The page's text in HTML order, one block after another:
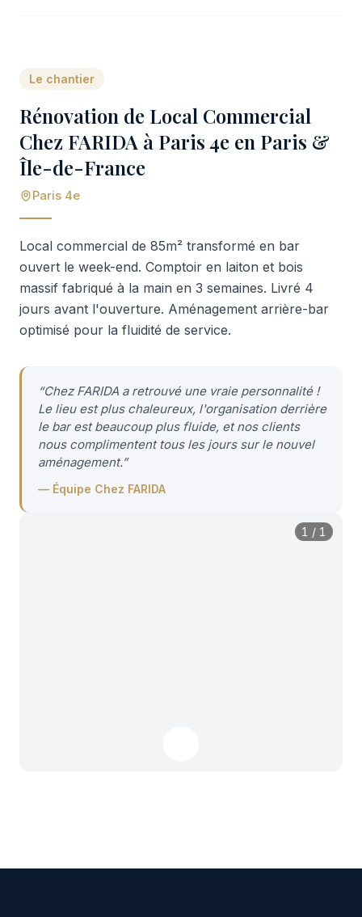
Le chantier
Rénovation de Local Commercial
Chez FARIDA à Paris 4e en Paris &
Île-de-France
Paris 4e
Local commercial de 85m² transformé en bar
ouvert le week-end. Comptoir en laiton et bois
massif fabriqué à la main en 3 semaines. Livré 4
jours avant l'ouverture. Aménagement arrière-bar
optimisé pour la fluidité de service.
“Chez FARIDA a retrouvé une vraie personnalité !
Le lieu est plus chaleureux, l'organisation derrière
le bar est beaucoup plus fluide, et nos clients
nous complimentent tous les jours sur le nouvel
aménagement.”
— Équipe Chez FARIDA
1 / 1